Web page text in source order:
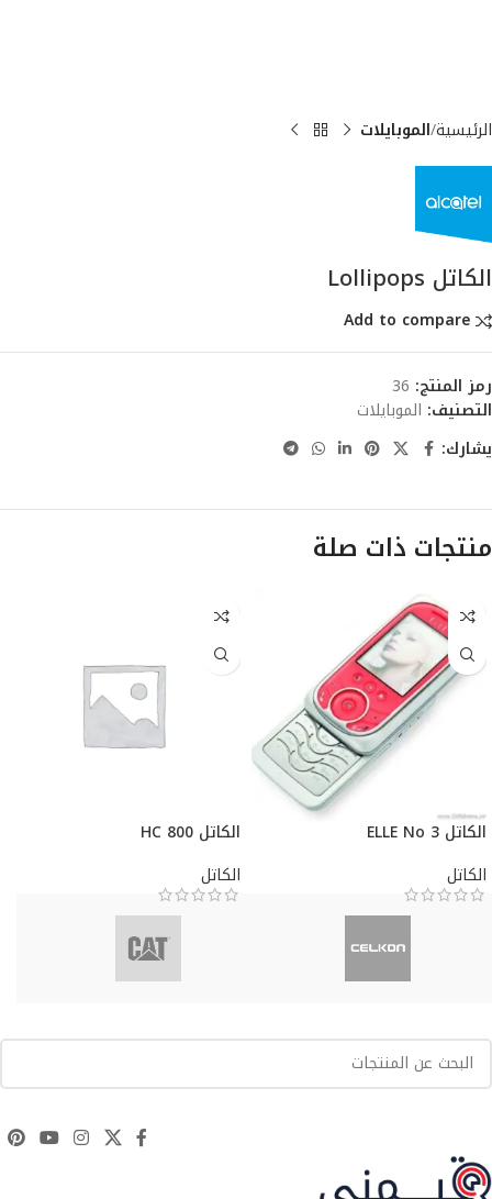
الرئيسية الموبايلات
الكاتل Lollipops
Add to compare
رمز المنتج: 36
التصنيف: الموبايلات
يشارك:
منتجات ذات صلة
الكاتل ELLE No 3
الكاتل
الكاتل HC 800
الكاتل